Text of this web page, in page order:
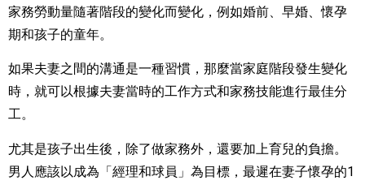
家務勞動量隨著階段的變化而變化，例如婚前、早婚、懷孕
期和孩子的童年。
如果夫妻之間的溝通是一種習慣，那麼當家庭階段發生變化
時，就可以根據夫妻當時的工作方式和家務技能進行最佳分
工。
尤其是孩子出生後，除了做家務外，還要加上育兒的負擔。
男人應該以成為「經理和球員」為目標，最遲在妻子懷孕的1